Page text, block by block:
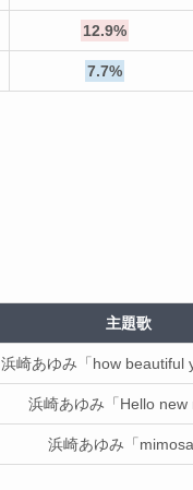
12.9%
7.7%
主題歌
浜崎あゆみ「how beautiful
浜崎あゆみ「Hello new
浜崎あゆみ「mimosa